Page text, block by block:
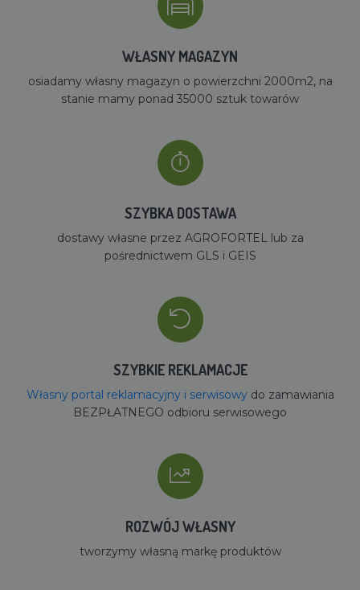
WŁASNY MAGAZYN
osiadamy własny magazyn o powierzchni 2000m2, na
stanie mamy ponad 35000 sztuk towarów
SZYBKA DOSTAWA
dostawy własne przez AGROFORTEL lub za
pośrednictwem GLS i GEIS
SZYBKIE REKLAMACJE
Własny portal reklamacyjny i serwisowydo zamawiania
BEZPŁATNEGO odbioru serwisowego
ROZWÓJ WŁASNY
tworzymy własną markę produktów